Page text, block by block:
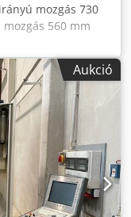
mozgás 730
560 mm
-
- főorsó 10
HSK-
1000 x 600
600 mm
kg
E Nepfx
40
x 4,5 x 3,5 m
MAHO - DMU
- Forgatható
Aukció